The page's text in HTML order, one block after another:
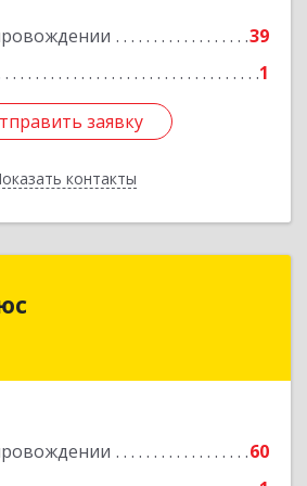
39
1
заявку
контакты
заявку
Назад
60
обл, Юрга г, Московская